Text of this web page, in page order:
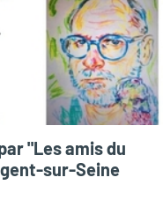
"Les amis du
sur-Seine